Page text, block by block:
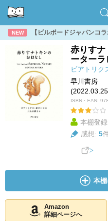
NEW 【ビルボードジャパンコ
赤りすナ
ーターラ
ビアトリク
早川書房
ISBN・EAN:
本棚登
感想: 5
本
Amazon
詳細ページへ